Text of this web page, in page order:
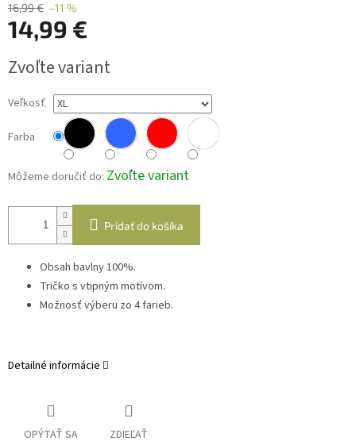
16,99 € –11 %
14,99 €
cena:
Zvoľte variant
Veľkosť
Farba
Môžeme doručiť do: Zvoľte variant
Pridať do košíka
Obsah bavlny 100%.
Tričko s vtipným motívom.
Možnosť výberu zo 4 farieb.
Detailné informácie
OPÝTAŤ SA ZDIEĽAŤ